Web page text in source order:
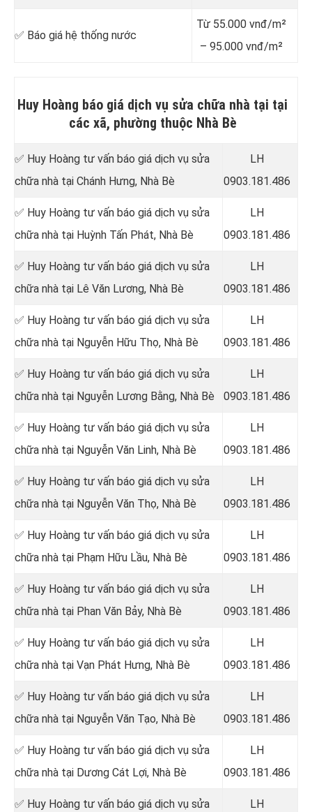
✅ Báo giá hệ thống nước
Từ 55.000 vnđ/m²
– 95.000 vnđ/m²
Huy Hoàng báo giá dịch vụ sửa chữa nhà tại tại
các xã, phường thuộc Nhà Bè
✅ Huy Hoàng tư vấn báo giá dịch vụ sửa
chữa nhà tại Chánh Hưng, Nhà Bè
LH
0903.181.486
✅ Huy Hoàng tư vấn báo giá dịch vụ sửa
chữa nhà tại Huỳnh Tấn Phát, Nhà Bè
LH
0903.181.486
✅ Huy Hoàng tư vấn báo giá dịch vụ sửa
chữa nhà tại Lê Văn Lương, Nhà Bè
LH
0903.181.486
✅ Huy Hoàng tư vấn báo giá dịch vụ sửa
chữa nhà tại Nguyễn Hữu Thọ, Nhà Bè
LH
0903.181.486
✅ Huy Hoàng tư vấn báo giá dịch vụ sửa
chữa nhà tại Nguyễn Lương Bằng, Nhà Bè
LH
0903.181.486
✅ Huy Hoàng tư vấn báo giá dịch vụ sửa
chữa nhà tại Nguyễn Văn Linh, Nhà Bè
LH
0903.181.486
✅ Huy Hoàng tư vấn báo giá dịch vụ sửa
chữa nhà tại Nguyễn Văn Thọ, Nhà Bè
LH
0903.181.486
✅ Huy Hoàng tư vấn báo giá dịch vụ sửa
chữa nhà tại Phạm Hữu Lầu, Nhà Bè
LH
0903.181.486
✅ Huy Hoàng tư vấn báo giá dịch vụ sửa
chữa nhà tại Phan Văn Bảy, Nhà Bè
LH
0903.181.486
✅ Huy Hoàng tư vấn báo giá dịch vụ sửa
chữa nhà tại Vạn Phát Hưng, Nhà Bè
LH
0903.181.486
✅ Huy Hoàng tư vấn báo giá dịch vụ sửa
chữa nhà tại Nguyễn Văn Tạo, Nhà Bè
LH
0903.181.486
✅ Huy Hoàng tư vấn báo giá dịch vụ sửa
chữa nhà tại Dương Cát Lợi, Nhà Bè
LH
0903.181.486
✅ Huy Hoàng tư vấn báo giá dịch vụ sửa LH